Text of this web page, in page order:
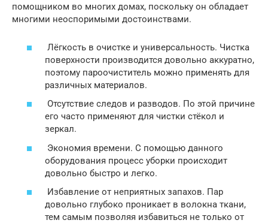
помощником во многих домах, поскольку он обладает
многими неоспоримыми достоинствами.
Лёгкость в очистке и универсальность. Чистка
поверхности производится довольно аккуратно,
поэтому пароочиститель можно применять для
различных материалов.
Отсутствие следов и разводов. По этой причине
его часто применяют для чистки стёкол и
зеркал.
Экономия времени. С помощью данного
оборудования процесс уборки происходит
довольно быстро и легко.
Избавление от неприятных запахов. Пар
довольно глубоко проникает в волокна ткани,
тем самым позволяя избавиться не только от